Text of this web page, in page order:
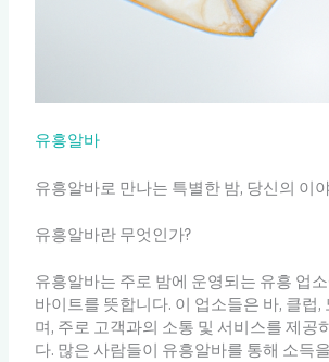
유흥알바
유흥알바로 만나는 특별한 밤, 당신의 이
유흥알바란 무엇인가?
유흥알바는 주로 밤에 운영되는 유흥 업
바이트를 뜻합니다. 이 업소들은 바, 클럽,
며, 주로 고객과의 소통 및 서비스를 제공
다. 많은 사람들이 유흥알바를 통해 소득